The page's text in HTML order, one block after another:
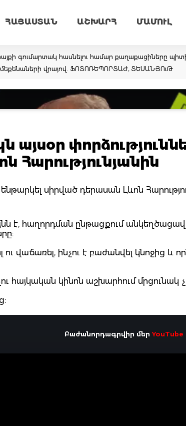
ՀԱՅԱՍՏԱՆ ԱՇԽԱՐՀ ՄԱՄՈՒԼ
գումարտակ հասնելու համար քաղաքացիները
վրայով. ՖՈՏՈՌԵՊՈՐՏԱԺ, ՏԵՍԱՆՅՈւԹ
Հարությունյանին
սիրված դերասան Լևոն
է, հաղորդման ընթացքում անկեղծացավ
վաճառել, ինչու է բաժանվել կնոջից և
հայկական կինոն աշխարհում մրցունակ
Բաժանորդագրվիր մերYouTube